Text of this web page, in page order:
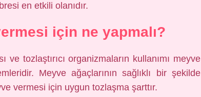
en etkili olanıdır.
için ne yapmalı?
ve tozlaştırıcı organizmaların kullanımı meyve
Meyve ağaçlarının sağlıklı bir şekilde
vermesi için uygun tozlaşma şarttır.